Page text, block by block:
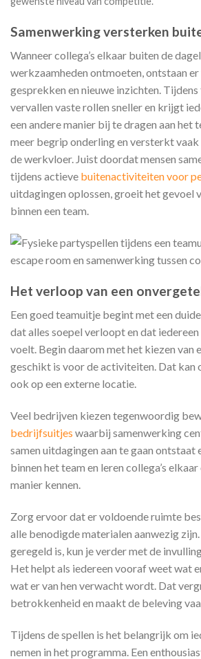
Samenwerking versterken
Wanneer collega’s elkaar buiten de
werkzaamheden ontmoeten, ontstaan
gesprekken en nieuwe inzichten.
vervallen vaste rollen sneller en krijgt
een andere manier bij te dragen aan het
meer begrip onderling en versterkt
de werkvloer. Juist doordat mensen
tijdens actieve buitenactiviteiten voor
uitdagingen oplossen, groeit het gevoel
binnen een team.
Het verloop van een
Een goed teamuitje begint met een
dat alles soepel verloopt en dat
voelt. Begin daarom met het kiezen van
geschikt is voor de activiteiten. Dat kan
ook op een externe locatie.
Veel bedrijven kiezen tegenwoordig
bedrijfsuitjes waarbij samenwerking
samen uitdagingen aan te gaan ontstaat
binnen het team en leren collega’s
manier kennen.
Zorg ervoor dat er voldoende ruimte
alle benodigde materialen aanwezig
geregeld is, kun je verder met de
Het helpt als iedereen vooraf weet wat
wat er van hen verwacht wordt. Dat
betrokkenheid en maakt de beleving
Tijdens de spellen is het belangrijk om
nemen in het programma. Een